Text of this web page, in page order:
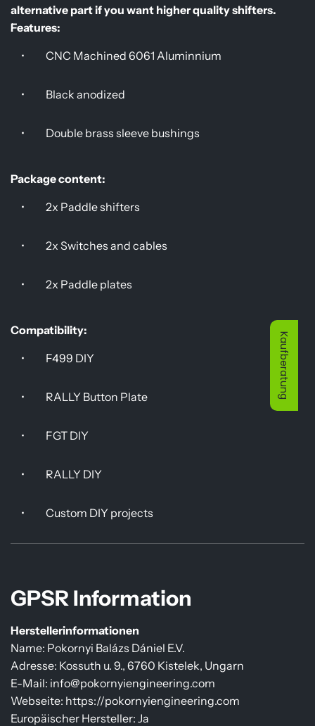
alternative part if you want higher quality shifters.
Features:
•
CNC Machined 6061 Aluminnium
• Black anodized
• Double brass sleeve bushings
Package content:
•
2x Paddle shifters
• 2x Switches and cables
• 2x Paddle plates
Compatibility:
•
F499 DIY
• RALLY Button Plate
• FGT DIY
• RALLY DIY
• Custom DIY projects
GPSR Information
Herstellerinformationen
Name: Pokornyi Balázs Dániel E.V.
Adresse: Kossuth u. 9., 6760 Kistelek, Ungarn
E-Mail: info@pokornyiengineering.com
Webseite: https://pokornyiengineering.com
Europäischer Hersteller: Ja
Kaufberatung